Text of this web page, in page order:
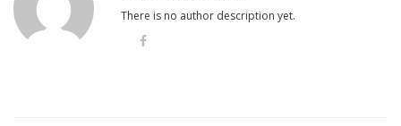
There is no author description yet.